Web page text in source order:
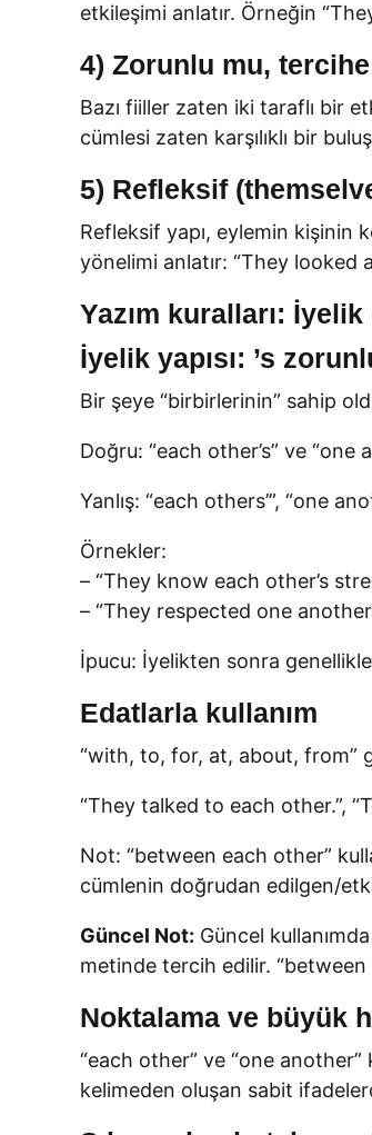
etkileşimi anlatır. Örneğin
4) Zorunlu mu, tercihe
Bazı fiiller zaten iki taraflı bir
cümlesi zaten karşılıklı bir
5) Refleksif
Refleksif yapı, eylemin kişinin
yönelimi anlatır: “They
Yazım kuralları:
İyelik yapısı: ’s
Bir şeye “birbirlerinin” sahip
Doğru: “each other’s” ve “one
Yanlış: “each others’”, “one
Örnekler:
– “They know each other’s
– “They respected one
İpucu: İyelikten sonra genellikle
Edatlarla kullanım
“with, to, for, at, about, from”
“They talked to each other.”,
Not: “between each other”
cümlenin doğrudan edilgen/
Güncel Not: Güncel
metinde tercih edilir.
Noktalama ve büyük
“each other” ve “one
kelimeden oluşan sabit